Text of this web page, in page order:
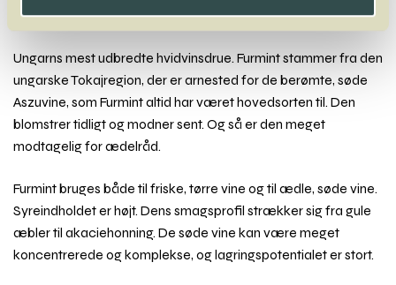
Ungarns mest udbredte hvidvinsdrue. Furmint stammer fra den
ungarske Tokajregion, der er arnested for de berømte, søde
Aszuvine, som Furmint altid har været hovedsorten til. Den
blomstrer tidligt og modner sent. Og så er den meget
modtagelig for ædelråd.
Furmint bruges både til friske, tørre vine og til ædle, søde vine.
Syreindholdet er højt. Dens smagsprofil strækker sig fra gule
æbler til akaciehonning. De søde vine kan være meget
koncentrerede og komplekse, og lagringspotentialet er stort.